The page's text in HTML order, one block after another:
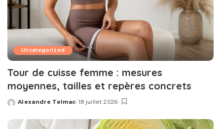
Uncategorized
Tour de cuisse femme : mesures
moyennes, tailles et repères concrets
Posted
Alexandre Telmac 18 juillet 2026